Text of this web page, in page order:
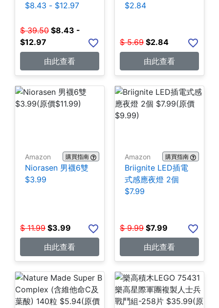
$8.43 - $12.97
$ 39.50 $8.43 -
$12.97
由此查看
$2.84
$ 5.69 $2.84
由此查看
Amazon 購買指南
Niorasen 男襪6雙
$3.99
$ 11.99 $3.99
由此查看
Amazon 購買指南
Briignite LED插電
式感應夜燈 2個
$7.99
$ 9.99 $7.99
由此查看